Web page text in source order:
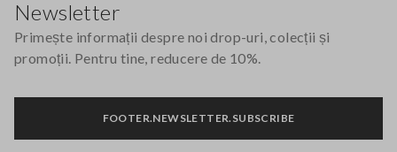
Newsletter
Primește informații despre noi drop-uri, colecții și
promoții. Pentru tine, reducere de 10%.
FOOTER.NEWSLETTER.SUBSCRIBE